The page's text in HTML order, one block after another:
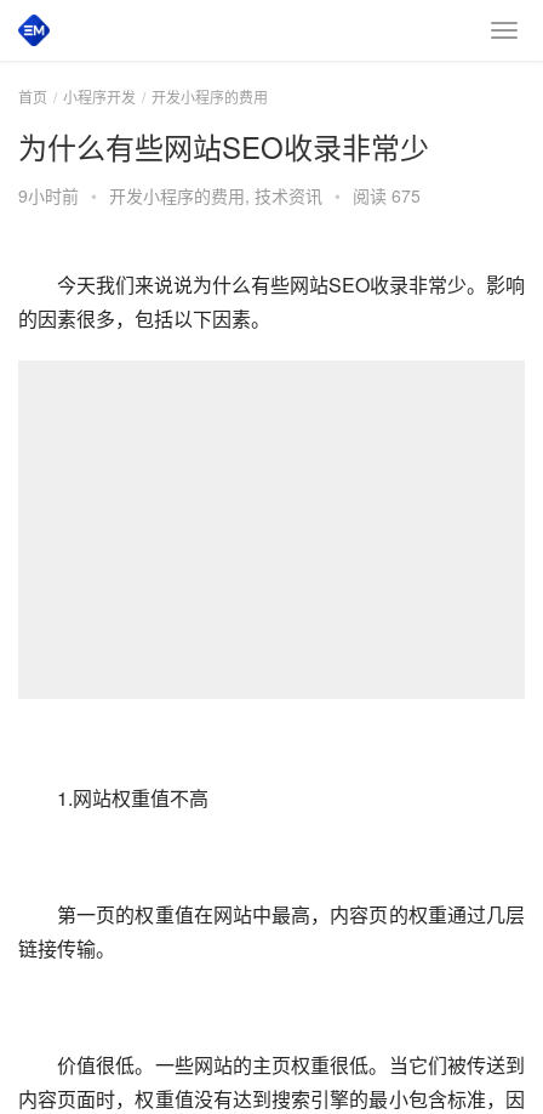
首页 小程序开发 开发小程序的费用
为什么有些网站SEO收录非常少
9小时前 • 开发小程序的费用, 技术资讯 • 阅读 675
今天我们来说说为什么有些网站SEO收录非常少。影响
的因素很多，包括以下因素。
1.网站权重值不高
第一页的权重值在网站中最高，内容页的权重通过几层
链接传输。
价值很低。一些网站的主页权重很低。当它们被传送到
内容页面时，权重值没有达到搜索引擎的最小包含标准，因